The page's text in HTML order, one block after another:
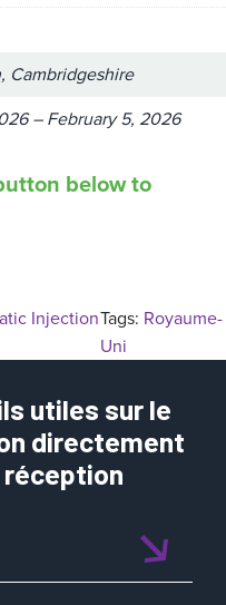
Cambridgeshire
– February 5, 2026
below to
InjectionTags: Royaume-
Uni
utiles sur le
directement